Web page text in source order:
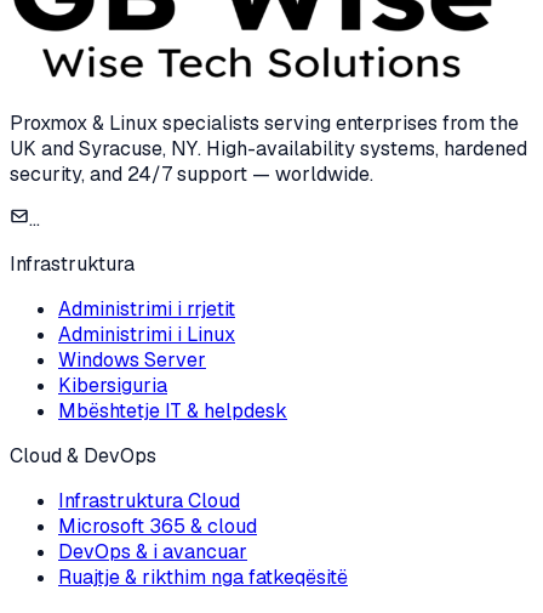
Proxmox & Linux specialists serving enterprises from the
UK and Syracuse, NY. High-availability systems, hardened
security, and 24/7 support — worldwide.
...
Infrastruktura
Administrimi i rrjetit
Administrimi i Linux
Windows Server
Kibersiguria
Mbështetje IT & helpdesk
Cloud & DevOps
Infrastruktura Cloud
Microsoft 365 & cloud
DevOps & i avancuar
Ruajtje & rikthim nga fatkeqësitë